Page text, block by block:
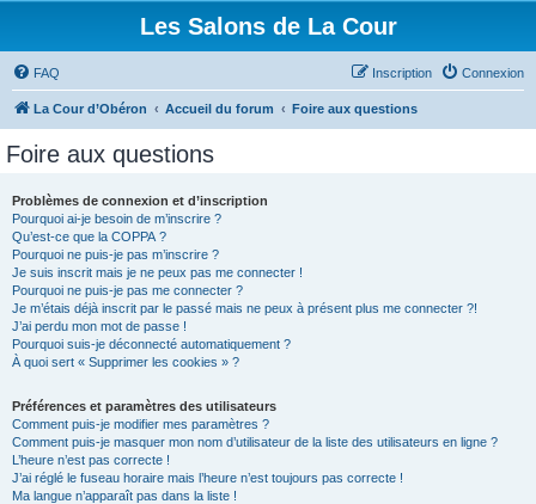
Les Salons de La Cour
FAQ Connexion
Inscription
La Cour d’Obéron Accueil du forum Foire aux questions
Foire aux questions
Problèmes de connexion et d’inscription
Pourquoi ai-je besoin de m’inscrire ?
Qu’est-ce que la COPPA ?
Pourquoi ne puis-je pas m’inscrire ?
Je suis inscrit mais je ne peux pas me connecter !
Pourquoi ne puis-je pas me connecter ?
Je m’étais déjà inscrit par le passé mais ne peux à présent plus me connecter ?!
J’ai perdu mon mot de passe !
Pourquoi suis-je déconnecté automatiquement ?
À quoi sert « Supprimer les cookies » ?
Préférences et paramètres des utilisateurs
Comment puis-je modifier mes paramètres ?
Comment puis-je masquer mon nom d’utilisateur de la liste des utilisateurs en ligne ?
L’heure n’est pas correcte !
J’ai réglé le fuseau horaire mais l’heure n’est toujours pas correcte !
Ma langue n’apparaît pas dans la liste !